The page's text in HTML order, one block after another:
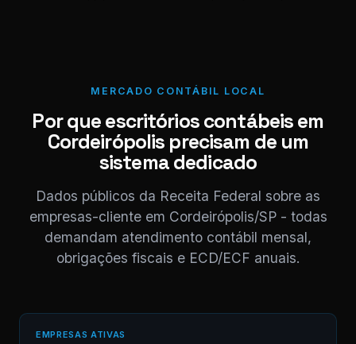
(Ctrl+Enter para
MERCADO CONTÁBIL LOCAL
Por que escritórios contábeis em
Cordeirópolis precisam de um
sistema dedicado
Dados públicos da Receita Federal sobre as
empresas-cliente em Cordeirópolis/SP - todas
demandam atendimento contábil mensal,
obrigações fiscais e ECD/ECF anuais.
EMPRESAS ATIVAS